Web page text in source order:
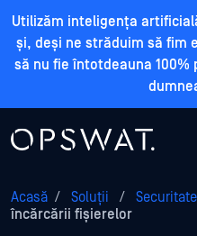
Utilizăm inteligența
și, deși ne străduim să fim
să nu fie întotdeauna
Acasă / Soluții /
încărcării fișierelor